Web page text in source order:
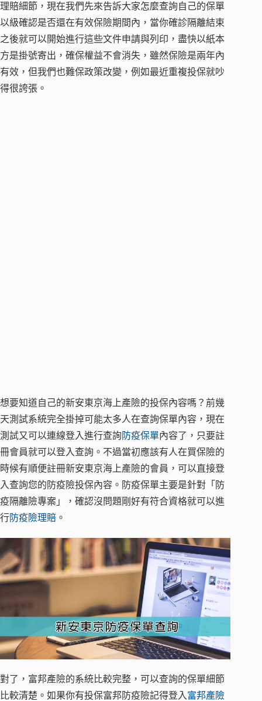
理賠細節，現在我們先來告訴大家怎麼查詢自己的保單
以級確認是否還在有效保險期間內，當你確診隔離結束
之後就可以開始進行這些文件申請與列印，盡快以紙本
方是掛號寄出，確保權益不會消失，雖然保險是兩年內
有效，但我們也難保政策改變，例如最近重複投保就吵
得很誇張。
想要知道自己的新安東京海上產險的投保內容嗎？前幾
天測試系統完全掛掉可能太多人在查詢保單內容，現在
測試又可以連線登入進行查詢 防疫保單內容了，只要註
冊會員就可以登入查詢。不過當初應該有人在買保險的
時候有順便註冊新安東京海上產險的會員，可以直接登
入查詢您的防疫險投保內容。防疫保單主要是針對「防
疫隔離險專案」，確認沒問題剛好有符合資格就可以進
行防疫險理賠 。
對了，富邦產險的系統比較完整，可以查詢的保單細節
比較清楚。如果你有投保富邦防疫險記得登入 富邦產險